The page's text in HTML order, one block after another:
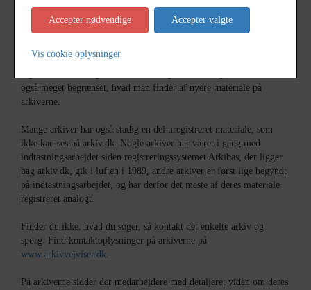
at de fleste arkiver har meget af denne type materiale.
Hovedparten af det indsamlede materiale tilhører perioden fra før
det analoge materiale, hvorimod opgaven med at indsamle det
også meget begrænset, hvad man finder af nyere materiale på
arkiverne.
Mange arkiver har også stadig en del uregistreret materiale, som
ikke kan ses på arkiv.dk. Nogle arkiver har været i gang med
indtastningsarbejdet siden registreringssystemet Arkibas, der ligger
bag arkiv.dk, gik i luften i 1989, andre arkiver er først lige begyndt
på indtastningsarbejdet, og har derfor det meste af deres materiale
registreret analogt.
Finder du ikke, hvad du søger, så kontakt det enkelte arkiv og
spørg. Find kontaktoplysninger på arkiverne på
www.arkivvejviser.dk.
På arkiverne sidder der medarbejdere med detaljeret viden om deres
Accepter nødvendige Accepter valgte
Vis cookie oplysninger